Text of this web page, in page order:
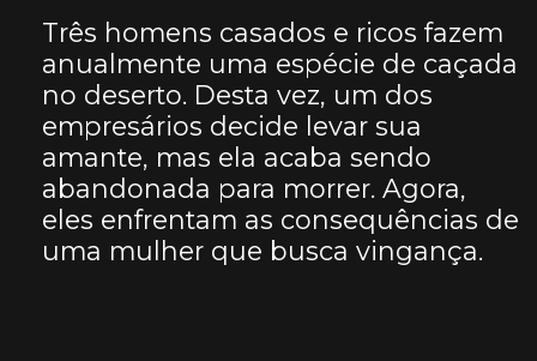
Três homens casados e ricos fazem
anualmente uma espécie de caçada
no deserto. Desta vez, um dos
empresários decide levar sua
amante, mas ela acaba sendo
abandonada para morrer. Agora,
eles enfrentam as consequências de
uma mulher que busca vingança.